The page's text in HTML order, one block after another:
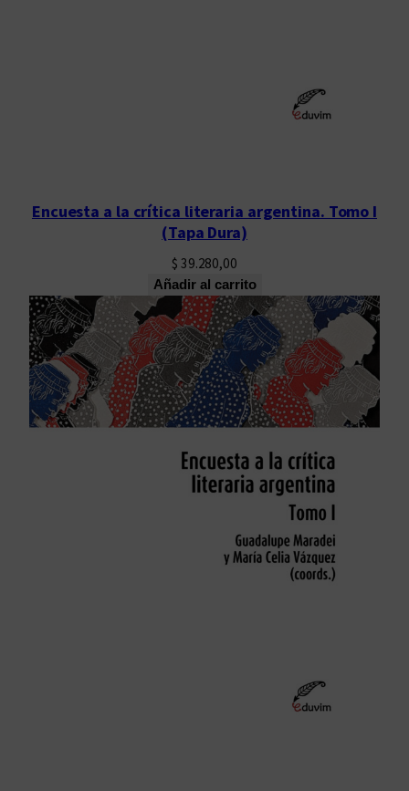
Encuesta a la crítica literaria argentina. Tomo I
(Tapa Dura)
$ 39.280,00
Añadir al carrito